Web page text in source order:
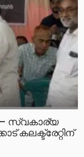
– സ്വകാര്യ
കലക്ട്രേറ്റിന്